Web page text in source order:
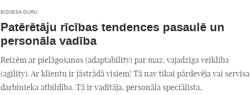
BIZNESA GURU
Patērētāju rīcības tendences pasaulē un
personāla vadība
Reizēm ar pielāgošanos (adaptability) par maz, vajadzīga veiklība
(agility). Ar klientu ir jāstrādā visiem! Tā nav tikai pārdevēja vai servisa
darbinieka atbildība. Tā ir vadītāja, personāla speciālista,